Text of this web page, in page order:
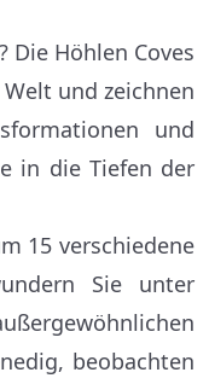
Die Höhlen Coves
und zeichnen
und
in die Tiefen der
15 verschiedene
Sie unter
beobachten